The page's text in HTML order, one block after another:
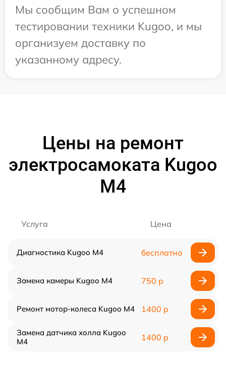
Мы сообщим Вам о успешном
тестировании техники Kugoo, и мы
организуем доставку по
указанному адресу.
Цены на ремонт
электросамоката Kugoo
M4
Услуга Цена
Диагностика Kugoo M4 бесплатно
Замена камеры Kugoo M4 750 р
Ремонт мотор-колеса Kugoo M4 1400 р
Замена датчика холла Kugoo
M4
1400 р